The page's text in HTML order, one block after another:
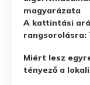
magyarázata
A kattintási
rangsorolásra:
Miért lesz
tényező a